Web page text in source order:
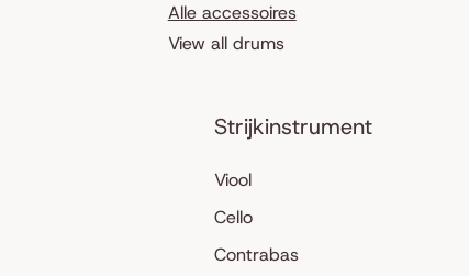
Alle accessoires
View all drums
Strijkinstrument
Viool
Cello
Contrabas